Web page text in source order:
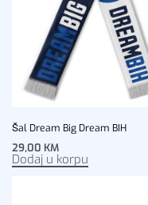
Šal Dream Big Dream BIH
29,00 KM
Dodaj u korpu